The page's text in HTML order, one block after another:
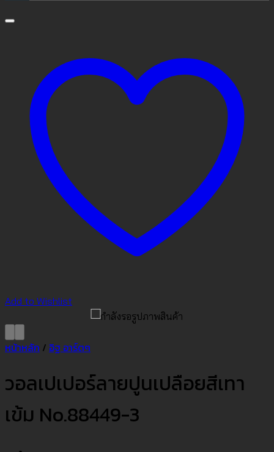
Add to Wishlist
หน้าหลัก / อิฐ อาร์ตๆ
วอลเปเปอร์ลายปูนเปลือยสีเทา
เข้ม No.88449-3